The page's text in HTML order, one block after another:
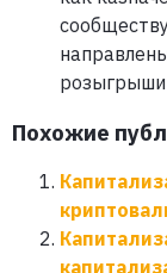
розыгрыши
Похожие